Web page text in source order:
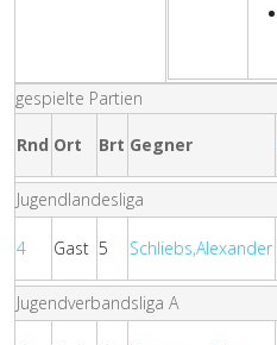
gespielte Partien
Rnd Ort Brt Gegner
Jugendlandesliga
4 Gast 5 Schliebs,Alexander
Jugendverbandsliga A